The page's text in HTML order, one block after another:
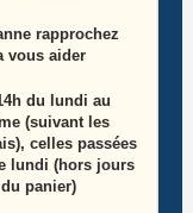
rapprochez
vous aider
du lundi au
(suivant les
celles passées
lundi (hors jours
panier)